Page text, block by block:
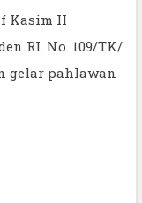
Kasim II
RI. No. 109/TK/
gelar pahlawan